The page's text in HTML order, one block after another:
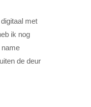
met
ik nog
name
de deur